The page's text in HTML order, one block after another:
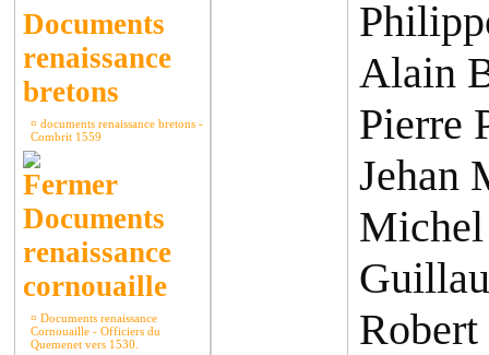
Documents
renaissance
bretons
¤ documents renaissance bretons -
Combrit 1559
Documents
renaissance
cornouaille
¤ Documents renaissance
Cornouaille - Officiers du
Quemenet vers 1530.
Alain
Pierre
Jehan